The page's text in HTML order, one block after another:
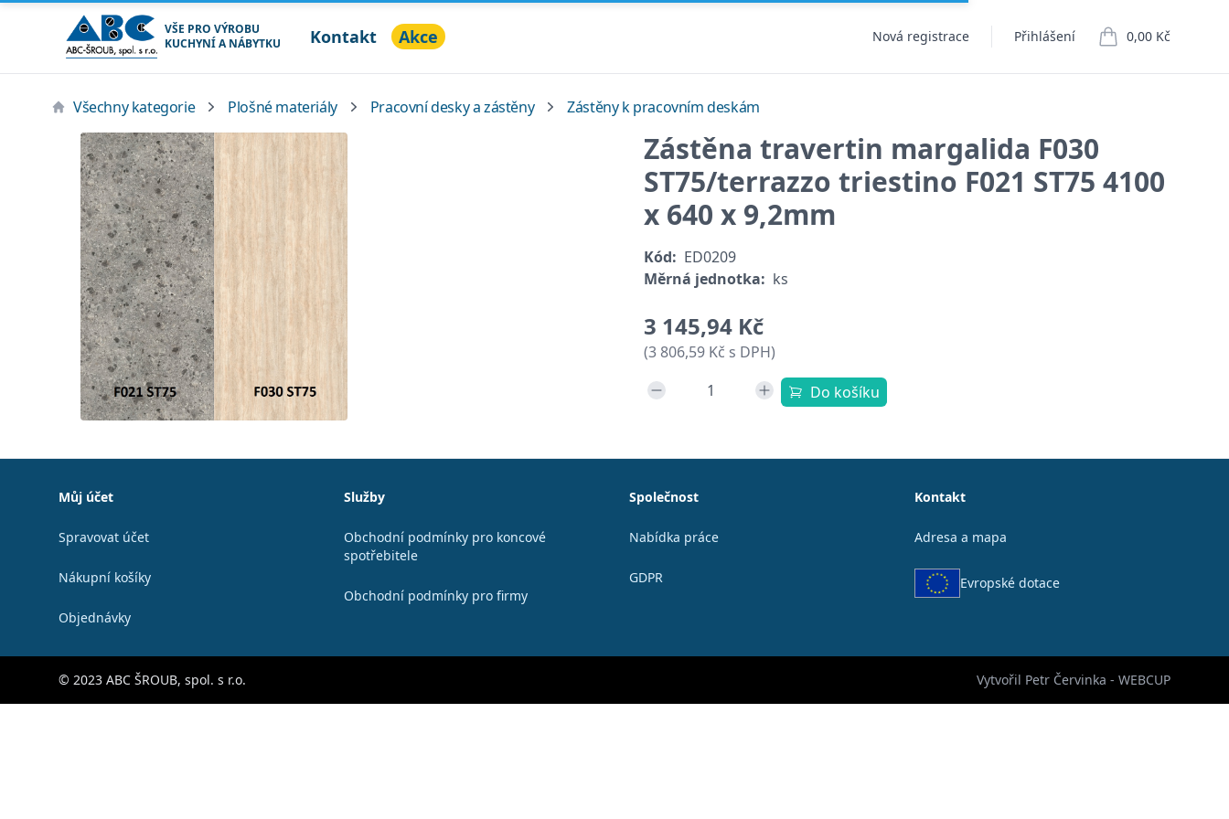
ABC ŠROUB, spol. s r.o.
VŠE PRO VÝROBU
KUCHYNÍ A NÁBYTKU
Kontakt Akce Nová registrace Přihlášení 0,00 Kč
položek v košíku
Všechny kategorie Plošné materiály Pracovní desky a zástěny Zástěny k pracovním deskám
Zástěna travertin margalida F030
ST75/terrazzo triestino F021 ST75 4100
x 640 x 9,2mm
Kód: ED0209
Měrná jednotka: ks
3 145,94 Kč
(3 806,59 Kč s DPH)
Do košíku
Můj účet
Spravovat účet
Nákupní košíky
Objednávky
Služby
Obchodní podmínky pro koncové
spotřebitele
Obchodní podmínky pro firmy
Společnost
Nabídka práce
GDPR
Kontakt
Adresa a mapa
Evropské dotace
© 2023 ABC ŠROUB, spol. s r.o. Vytvořil Petr Červinka - WEBCUP